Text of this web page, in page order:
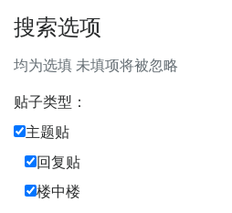
搜索选项
均为选填 未填项将被忽略
贴子类型：
主题贴
回复贴
楼中楼